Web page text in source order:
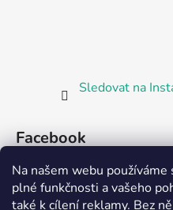
Na našem webu
plné funkčnosti a vašeho
také k cílení reklamy. Bez
Sledovat na
Facebook